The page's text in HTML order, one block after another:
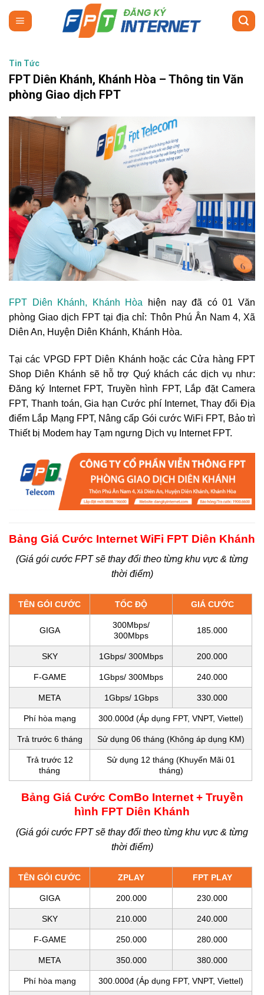
Tin Tức
FPT Diên Khánh, Khánh Hòa – Thông tin Văn
phòng Giao dịch FPT
FPT Diên Khánh, Khánh Hòa hiện nay đã có 01 Văn
phòng Giao dịch FPT tại địa chỉ: Thôn Phú Ân Nam 4, Xã
Diên An, Huyện Diên Khánh, Khánh Hòa.
Tại các VPGD FPT Diên Khánh hoặc các Cửa hàng FPT
Shop Diên Khánh sẽ hỗ trợ Quý khách các dịch vụ như:
Đăng ký Internet FPT, Truyền hình FPT, Lắp đặt Camera
FPT, Thanh toán, Gia hạn Cước phí Internet, Thay đổi Địa
điểm Lắp Mạng FPT, Nâng cấp Gói cước WiFi FPT, Bảo trì
Thiết bị Modem hay Tạm ngưng Dịch vụ Internet FPT.
Bảng Giá Cước Internet WiFi FPT Diên Khánh
(Giá gói cước FPT sẽ thay đổi theo từng khu vực & từng
thời điểm)
TÊN GÓI CƯỚC TỐC ĐỘ GIÁ CƯỚC
GIGA
300Mbps/
300Mbps
185.000
SKY 1Gbps/ 300Mbps 200.000
F-GAME 1Gbps/ 300Mbps 240.000
META 1Gbps/ 1Gbps 330.000
Phí hòa mạng 300.000đ (Áp dụng FPT, VNPT, Viettel)
Trả trước 6 tháng Sử dụng 06 tháng (Không áp dụng KM)
Trả trước 12
tháng
Sử dụng 12 tháng (Khuyến Mãi 01
tháng)
Bảng Giá Cước ComBo Internet + Truyền
hình FPT Diên Khánh
(Giá gói cước FPT sẽ thay đổi theo từng khu vực & từng
thời điểm)
TÊN GÓI CƯỚC ZPLAY FPT PLAY
GIGA 200.000 230.000
SKY 210.000 240.000
F-GAME 250.000 280.000
META 350.000 380.000
Phí hòa mạng 300.000đ (Áp dụng FPT, VNPT, Viettel)